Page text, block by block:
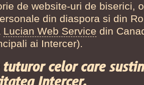
de website-uri de biserici,
din diaspora si din
Lucian Web Service din
ai Intercer).
celor care
Intercer.